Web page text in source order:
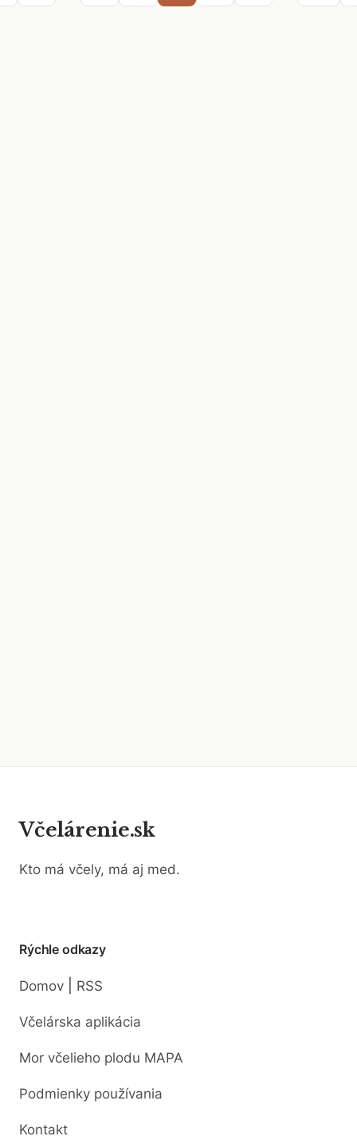
Včelárenie.sk
Kto má včely, má aj med.
Rýchle odkazy
Domov RSS
Včelárska aplikácia
Mor včelieho plodu MAPA
Podmienky používania
Kontakt